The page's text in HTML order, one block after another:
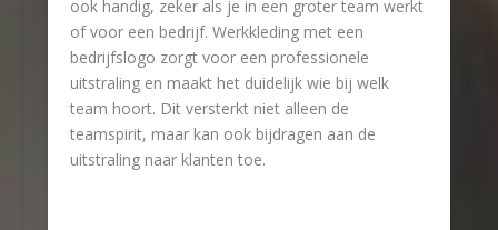
ook handig, zeker als je in een groter team werkt
of voor een bedrijf. Werkkleding met een
bedrijfslogo zorgt voor een professionele
uitstraling en maakt het duidelijk wie bij welk
team hoort. Dit versterkt niet alleen de
teamspirit, maar kan ook bijdragen aan de
uitstraling naar klanten toe.